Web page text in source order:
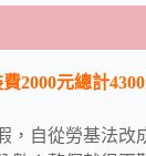
2000元總計
，自從勞基法改